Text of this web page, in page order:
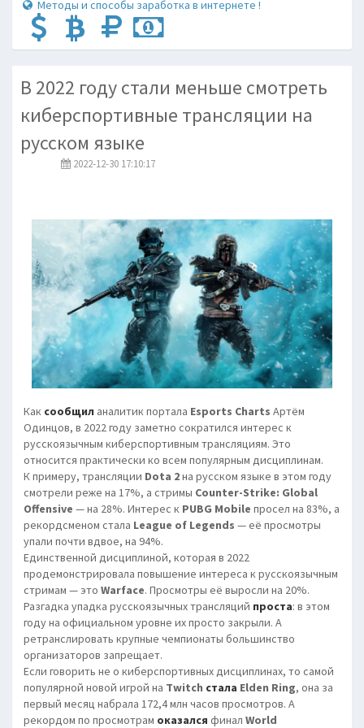
Методы и способы заработка в интернете !
В 2022 году стали меньше смотреть
киберспортивные трансляции на
русском языке
2022-12-30 17:10:17
Как сообщил аналитик портала Esports Charts Артём
Одинцов, в 2022 году заметно сократился интерес к
русскоязычным киберспортивным трансляциям. Это
относится практически ко всем популярным дисциплинам.
К примеру, трансляции Dota 2на русском языке в этом году
смотрели реже на 17%, а стримы Counter-Strike: Global
Offensive — на 28%. Интерес к PUBG Mobile просел на 83%, а
рекордсменом стала League of Legends — её просмотры
упали почти вдвое, на 94%.
Единственной дисциплиной, которая в 2022
продемонстрировала повышение интереса к русскоязычным
стримам — это Warface. Просмотры её выросли на 20%.
Разгадка упадка русскоязычных трансляций проста: в этом
году на официальном уровне их просто закрыли. А
ретранслировать крупные чемпионаты большинство
организаторов запрещает.
Если говорить не о киберспортивных дисциплинах, то самой
популярной новой игрой на Twitch стала Elden Ring, она за
первый месяц набрала 172,4 млн часов просмотров. А
рекордом по просмотрам оказался финал World